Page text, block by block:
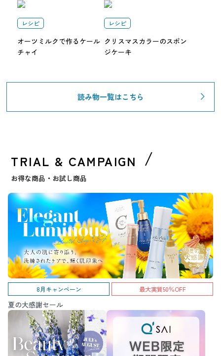
レシピ
オーツミルクで作るケール
チャイ
レシピ
クリスマスカラーのスポン
ジケーキ
読み物一覧はこちら
TRIAL & CAMPAIGN
お得な商品・お試し商品
8月キャンペーン 最大実質50％OFF
夏の大感謝セール